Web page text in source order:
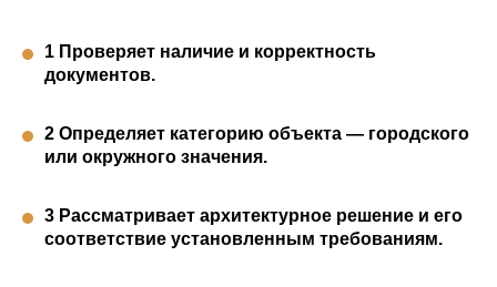
1 Проверяет наличие и корректность
документов.
2 Определяет категорию объекта — городского
или окружного значения.
3 Рассматривает архитектурное решение и его
соответствие установленным требованиям.